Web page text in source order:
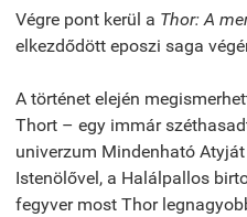
Végre pont kerül a Thor: A
elkezdődött eposzi saga
A történet elején
Thort – egy immár
univerzum Mindenható
Istenölővel, a Halálpallos
fegyver most Thor